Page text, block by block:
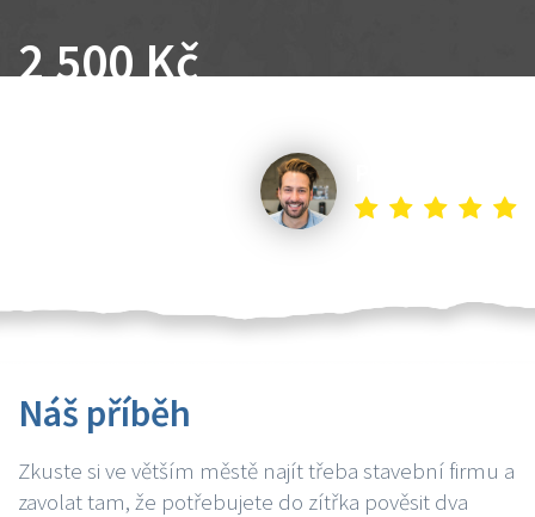
2 500 Kč
Náš příběh
Zkuste si ve větším městě najít třeba stavební firmu a
zavolat tam, že potřebujete do zítřka pověsit dva